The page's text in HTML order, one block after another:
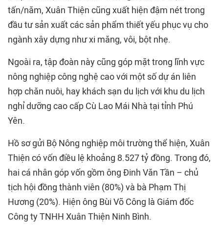
tấn/năm, Xuân Thiện cũng xuất hiện đậm nét trong
đầu tư sản xuất các sản phẩm thiết yếu phục vụ cho
ngành xây dựng như xi măng, vôi, bột nhẹ.
Ngoài ra, tập đoàn này cũng góp mặt trong lĩnh vực
nông nghiệp công nghệ cao với một số dự án liên
hợp chăn nuôi, hay khách sạn du lịch với khu du lịch
nghỉ dưỡng cao cấp Cù Lao Mái Nhà tại tỉnh Phú
Yên.
Hồ sơ gửi Bộ Nông nghiệp môi trường thể hiện, Xuân
Thiện có vốn điều lệ khoảng 8.527 tỷ đồng. Trong đó,
hai cá nhân góp vốn gồm ông Đinh Văn Tần – chủ
tịch hội đồng thành viên (80%) và bà Phạm Thị
Hương (20%). Hiện ông Bùi Võ Công là Giám đốc
Công ty TNHH Xuân Thiện Ninh Bình.